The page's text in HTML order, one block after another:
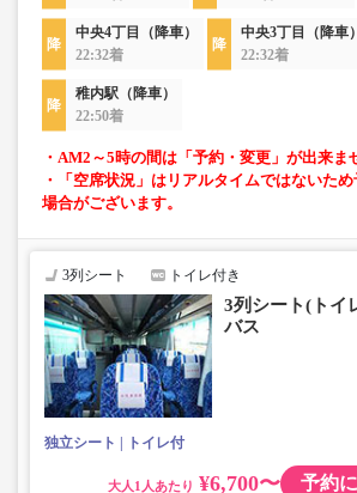
中央4丁目（降車）
22:32着
中央3丁目（降車）
22:32着
稚内駅（降車）
22:50着
・AM2～5時の間は「予約・変更」が出来ま
・「空席状況」はリアルタイムではないた
場合がございます。
3列シート トイレ付き
3列シート(トイ
バス
独立シート トイレ付
大人 ¥6,700〜 予約